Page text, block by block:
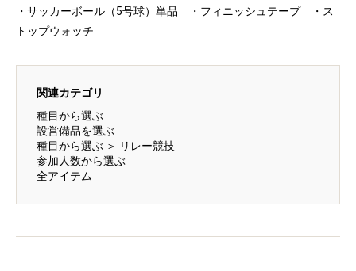
・サッカーボール（5号球）単品 ・フィニッシュテープ ・ス
トップウォッチ
関連カテゴリ
種目から選ぶ
設営備品を選ぶ
種目から選ぶ ＞ リレー競技
参加人数から選ぶ
全アイテム